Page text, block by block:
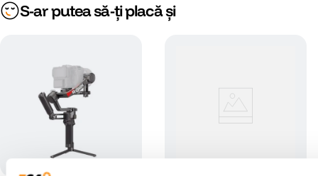
S-ar putea să-ți placă și